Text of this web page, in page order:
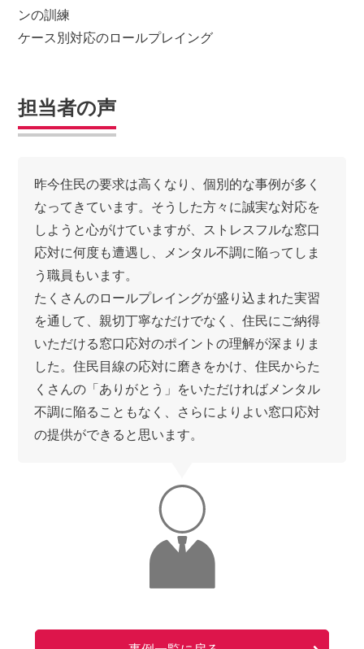
ンの訓練
ケース別対応のロールプレイング
担当者の声
昨今住民の要求は高くなり、個別的な事例が多く
なってきています。そうした方々に誠実な対応を
しようと心がけていますが、ストレスフルな窓口
応対に何度も遭遇し、メンタル不調に陥ってしま
う職員もいます。
たくさんのロールプレイングが盛り込まれた実習
を通して、親切丁寧なだけでなく、住民にご納得
いただける窓口応対のポイントの理解が深まりま
した。住民目線の応対に磨きをかけ、住民からた
くさんの「ありがとう」をいただければメンタル
不調に陥ることもなく、さらによりよい窓口応対
の提供ができると思います。